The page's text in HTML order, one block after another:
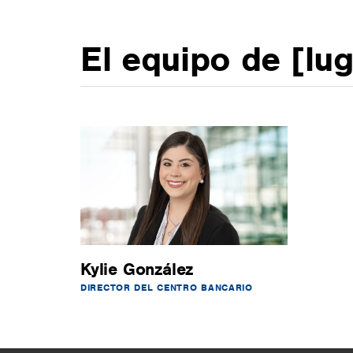
El equipo de
Kylie González
DIRECTOR DEL CENTRO BANCARIO